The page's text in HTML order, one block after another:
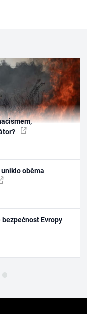
oběma
Evropy